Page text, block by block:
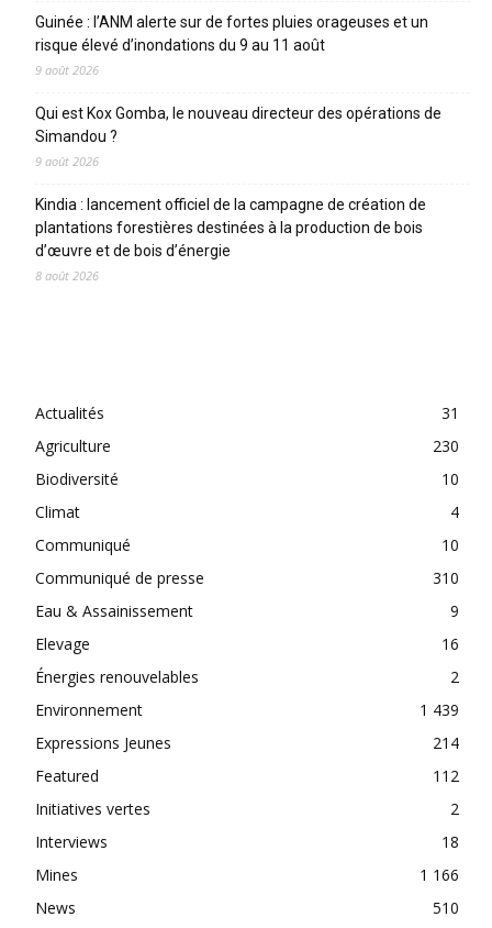
Guinée : l’ANM alerte sur de fortes pluies orageuses et un
risque élevé d’inondations du 9 au 11 août
9 août 2026
Qui est Kox Gomba, le nouveau directeur des opérations de
Simandou ?
9 août 2026
Kindia : lancement officiel de la campagne de création de
plantations forestières destinées à la production de bois
d’œuvre et de bois d’énergie
8 août 2026
Actualités
31
Agriculture
230
Biodiversité
10
Climat
4
Communiqué
10
Communiqué de presse
310
Eau & Assainissement
9
Elevage
16
Énergies renouvelables
2
Environnement
1 439
Expressions Jeunes
214
Featured
112
Initiatives vertes
2
Interviews
18
Mines
1 166
News
510